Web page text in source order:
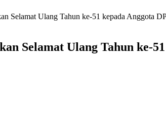
Selamat Ulang Tahun ke-51 kepada Anggota
Selamat Ulang Tahun ke-